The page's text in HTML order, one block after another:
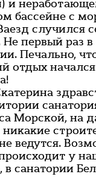
и
бассейне с
случился
Не первый раз
Печально,
отдых
Морской, на
ведутся.
у
в санатории